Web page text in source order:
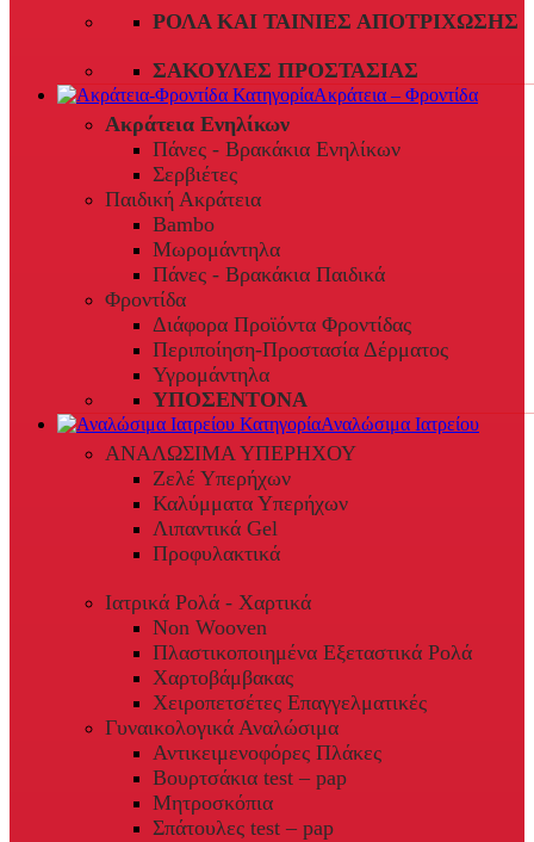
ΡΟΛΆ ΚΑΙ ΤΑΙΝΊΕΣ ΑΠΟΤΡΊΧΩΣΗΣ
ΣΑΚΟΎΛΕΣ ΠΡΟΣΤΑΣΊΑΣ
Ακράτεια – Φροντίδα
Ακράτεια Ενηλίκων
Πάνες - Βρακάκια Ενηλίκων
Σερβιέτες
Παιδική Ακράτεια
Bambo
Μωρομάντηλα
Πάνες - Βρακάκια Παιδικά
Φροντίδα
Διάφορα Προϊόντα Φροντίδας
Περιποίηση-Προστασία Δέρματος
Υγρομάντηλα
ΥΠΟΣΕΝΤΟΝΑ
Αναλώσιμα Ιατρείου
ΑΝΑΛΩΣΙΜΑ ΥΠΕΡΗΧΟΥ
Ζελέ Υπερήχων
Καλύμματα Υπερήχων
Λιπαντικά Gel
Προφυλακτικά
Ιατρικά Ρολά - Χαρτικά
Non Wooven
Πλαστικοποιημένα Εξεταστικά Ρολά
Χαρτοβάμβακας
Χειροπετσέτες Επαγγελματικές
Γυναικολογικά Αναλώσιμα
Αντικειμενοφόρες Πλάκες
Βουρτσάκια test – pap
Μητροσκόπια
Σπάτουλες test – pap